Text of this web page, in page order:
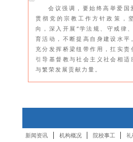
会议强调，要始终高举爱国
贯彻党的宗教工作方针政策，
向，深入开展“学法规、守戒律
育活动，不断提高自身建设水平
充分发挥桥梁纽带作用，扛实责
引导基督教与社会主义社会相适
与繁荣发展贡献力量。
新闻资讯 | 机构概况 | 院校事工 | 礼